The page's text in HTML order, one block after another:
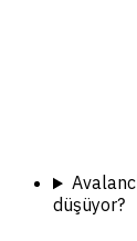
düşüyor?